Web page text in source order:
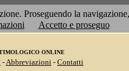
Proseguendo la
Accetto e proseguo
ONLINE
-Abbreviazioni - Contatti